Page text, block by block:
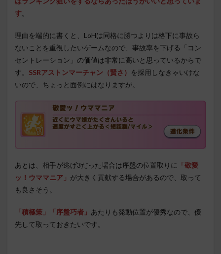
す。
理由を端的に書くと、LoHは同格に勝つよりは格下に事故ら
ないことを重視したいゲームなので、事故率を下げる「コン
セントレーション」の価値は非常に高いと思っているからで
す。 SSRアストンマーチャン（賢さ） を採用しなきゃいけな
いので、ちょっと面倒にはなりますが。
あとは、相手が逃げ3だった場合は序盤の位置取りに 「敬愛
ッ！ウママニア」 が大きく貢献する場合があるので、取って
も良さそう。
「積極策」「序盤巧者」 あたりも発動位置が優秀なので、優
先して取っておきたいです。